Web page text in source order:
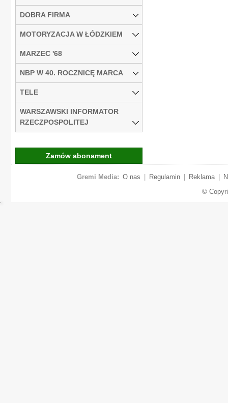
DOBRA FIRMA
MOTORYZACJA W ŁÓDZKIEM
MARZEC '68
NBP W 40. ROCZNICĘ MARCA
TELE
WARSZAWSKI INFORMATOR
RZECZPOSPOLITEJ
Zamów abonament
Gremi Media: O nas Regulamin Reklama
©